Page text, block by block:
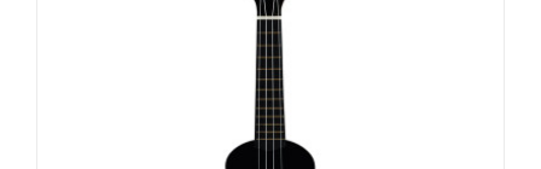
мягкое звучание маленькой гавайской гитары не
оставят равнодушными никого..